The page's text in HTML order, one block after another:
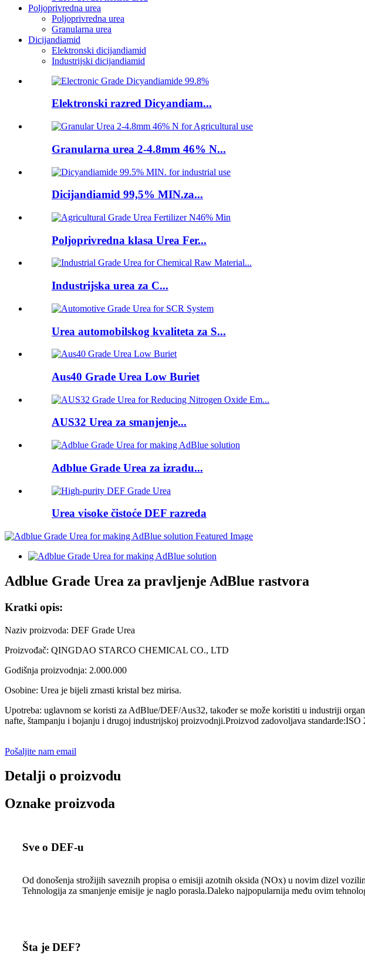
Poljoprivredna urea
Poljoprivredna urea
Granularna urea
Dicijandiamid
Elektronski dicijandiamid
Industrijski dicijandiamid
Elektronski razred Dicyandiam...
Granularna urea 2-4.8mm 46% N...
Dicijandiamid 99,5% MIN.za...
Poljoprivredna klasa Urea Fer...
Industrijska urea za C...
Urea automobilskog kvaliteta za S...
Aus40 Grade Urea Low Buriet
AUS32 Urea za smanjenje...
Adblue Grade Urea za izradu...
Urea visoke čistoće DEF razreda
Adblue Grade Urea za pravljenje AdBlue rastvora
Kratki opis:
Naziv proizvoda: DEF Grade Urea
Proizvođač: QINGDAO STARCO CHEMICAL CO., LTD
Godišnja proizvodnja: 2.000.000
Osobine: Urea je bijeli zrnasti kristal bez mirisa.
Upotreba: uglavnom se koristi za AdBlue/DEF/Aus32, također se može koristiti u industriji
nafte, štampanju i bojanju i drugoj industrijskoj proizvodnji.Proizvod zadovoljava standarde:ISO
Pošaljite nam email
Detalji o proizvodu
Oznake proizvoda
Sve o DEF-u
Od donošenja strožijih saveznih propisa o emisiji azotnih oksida (NOx) u novim dizel
Tehnologija za smanjenje emisije je naglo porasla.Daleko najpopularnija među ovim
Šta je DEF?